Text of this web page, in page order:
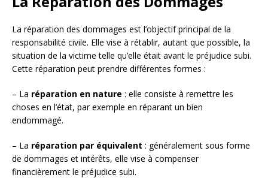
La réparation des dommages est l’objectif principal de la
responsabilité civile. Elle vise à rétablir, autant que possible, la
situation de la victime telle qu’elle était avant le préjudice subi.
Cette réparation peut prendre différentes formes :
– La réparation en nature : elle consiste à remettre les
choses en l’état, par exemple en réparant un bien
endommagé.
– La réparation par équivalent : généralement sous forme
de dommages et intérêts, elle vise à compenser
financièrement le préjudice subi.